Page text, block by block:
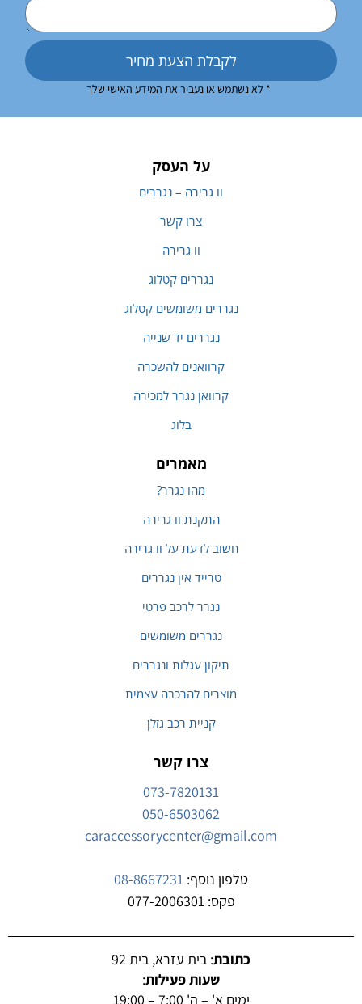
לקבלת הצעת מחיר
* לא נשתמש או נעביר את המידע האישי שלך
על העסק
וו גרירה – נגררים
צרו קשר
וו גרירה
נגררים קטלוג
נגררים משומשים קטלוג
נגררים יד שנייה
קרוואנים להשכרה
קרוואן נגרר למכירה
בלוג
מאמרים
מהו נגרר?
התקנת וו גרירה
חשוב לדעת על וו גרירה
טרייד אין נגררים
נגרר לרכב פרטי
נגררים משומשים
תיקון עגלות ונגררים
מוצרים להרכבה עצמית
קניית רכב גזלן
צרו קשר
073-7820131
050-6503062
caraccessorycenter@gmail.com
טלפון נוסף: 08-8667231
פקס: 077-2006301
כתובת: בית עזרא, בית 92
שעות פעילות:
ימים א' – ה' 7:00 – 19:00